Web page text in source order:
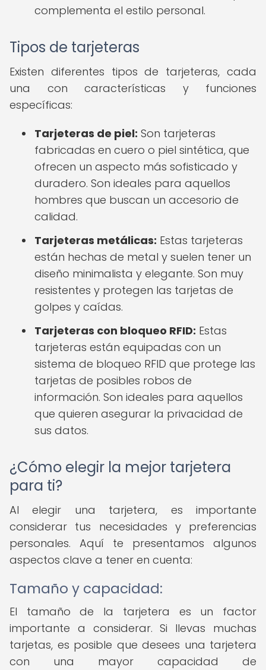
complementa el estilo personal.
Tipos de tarjeteras
Existen diferentes tipos de tarjeteras, cada
una con características y funciones
específicas:
Tarjeteras de piel: Son tarjeteras
fabricadas en cuero o piel sintética, que
ofrecen un aspecto más sofisticado y
duradero. Son ideales para aquellos
hombres que buscan un accesorio de
calidad.
Tarjeteras metálicas: Estas tarjeteras
están hechas de metal y suelen tener un
diseño minimalista y elegante. Son muy
resistentes y protegen las tarjetas de
golpes y caídas.
Tarjeteras con bloqueo RFID: Estas
tarjeteras están equipadas con un
sistema de bloqueo RFID que protege las
tarjetas de posibles robos de
información. Son ideales para aquellos
que quieren asegurar la privacidad de
sus datos.
¿Cómo elegir la mejor tarjetera
para ti?
Al elegir una tarjetera, es importante
considerar tus necesidades y preferencias
personales. Aquí te presentamos algunos
aspectos clave a tener en cuenta:
Tamaño y capacidad:
El tamaño de la tarjetera es un factor
importante a considerar. Si llevas muchas
tarjetas, es posible que desees una tarjetera
con una mayor capacidad de